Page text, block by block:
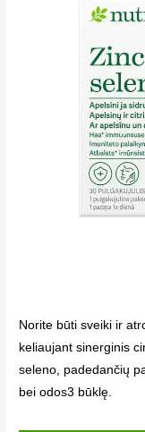
Norite būti sveiki ir
keliaujant sinerginis
seleno, padedančių
bei odos3 būklę.